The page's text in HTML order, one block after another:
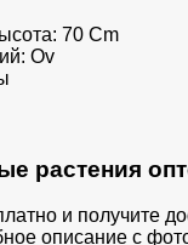
70 Cm
Ov
растения
и получите
описание с